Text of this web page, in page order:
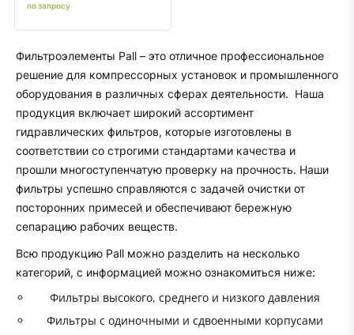
по запросу
Фильтроэлементы Pall – это отличное профессиональное
решение для компрессорных установок и промышленного
оборудования в различных сферах деятельности. Наша
продукция включает широкий ассортимент
гидравлических фильтров, которые изготовлены в
соответствии со строгими стандартами качества и
прошли многоступенчатую проверку на прочность. Наши
фильтры успешно справляются с задачей очистки от
посторонних примесей и обеспечивают бережную
сепарацию рабочих веществ.
Всю продукцию Pall можно разделить на несколько
категорий, с информацией можно ознакомиться ниже:
Фильтры высокого, среднего и низкого давления
Фильтры с одиночными и сдвоенными корпусами